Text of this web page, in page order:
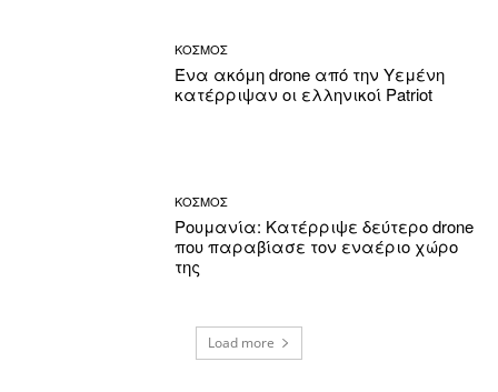
ΚΟΣΜΟΣ
Ένα ακόμη drone από την Υεμένη
κατέρριψαν οι ελληνικοί Patriot
ΚΟΣΜΟΣ
Ρουμανία: Κατέρριψε δεύτερο drone
που παραβίασε τον εναέριο χώρο
της
Load more